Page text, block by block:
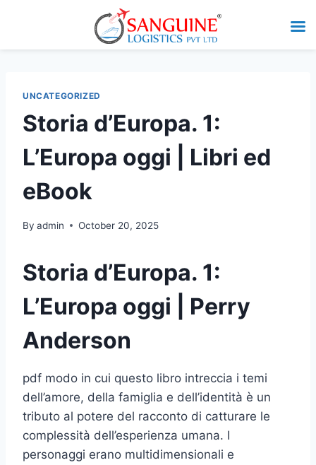
UNCATEGORIZED
Storia d’Europa. 1:
L’Europa oggi | Libri ed
eBook
By admin October 20, 2025
Storia d’Europa. 1:
L’Europa oggi | Perry
Anderson
pdf modo in cui questo libro intreccia i temi
dell’amore, della famiglia e dell’identità è un
tributo al potere del racconto di catturare le
complessità dell’esperienza umana. I
personaggi erano multidimensionali e